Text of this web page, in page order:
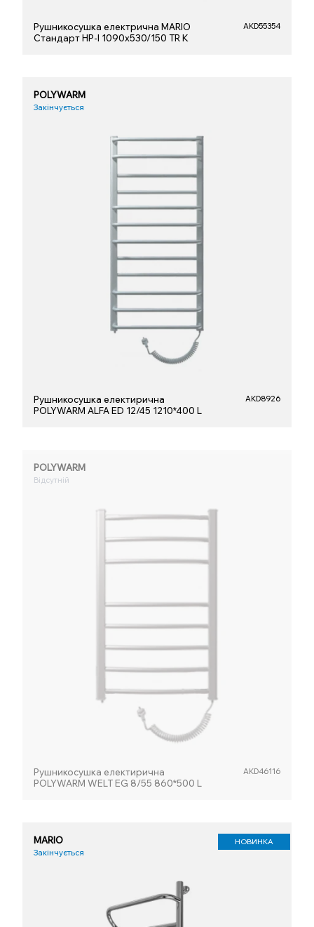
Рушникосушка електрична MARIO
Стандарт НР-І 1090х530/150 TR К
AKD55354
POLYWARM
Закінчується
Рушникосушка електирична
POLYWARM ALFA ED 12/45 1210*400 L
AKD8926
POLYWARM
Відсутній
Рушникосушка електирична
POLYWARM WELT EG 8/55 860*500 L
AKD46116
MARIO
Закінчується
НОВИНКА